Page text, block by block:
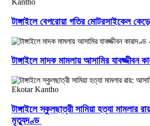
টাঙ্গাইলে বেপরোয়া গতির মোটরসাইকেল
টাঙ্গাইলে মাদক মামলায় আসামির যাবজ্জীবন
টাঙ্গাইলে স্কুলছাত্রী সামিয়া হত্যা মামলার
মৃত্যুদণ্ড